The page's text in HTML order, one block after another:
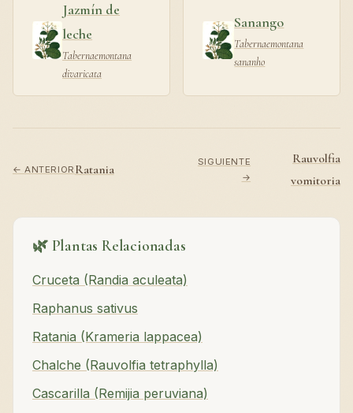
Jazmín de
leche
Tabernaemontana
divaricata
Sanango
Tabernaemontana
sananho
← ANTERIORRatania
SIGUIENTE
→
Rauvolfia
vomitoria
🌿 Plantas Relacionadas
Cruceta (Randia aculeata)
Raphanus sativus
Ratania (Krameria lappacea)
Chalche (Rauvolfia tetraphylla)
Cascarilla (Remijia peruviana)